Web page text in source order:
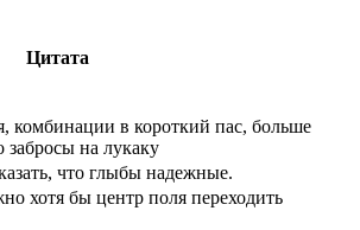
Цитата
комбинации в короткий пас, больше
забросы на лукаку
что глыбы надежные.
хотя бы центр поля переходить